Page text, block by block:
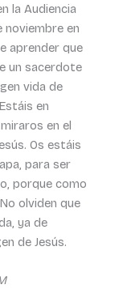
la Audiencia
noviembre en
aprender que
un sacerdote
vida de
en
en el
Os estáis
para ser
porque como
olviden que
ya de
de Jesús.